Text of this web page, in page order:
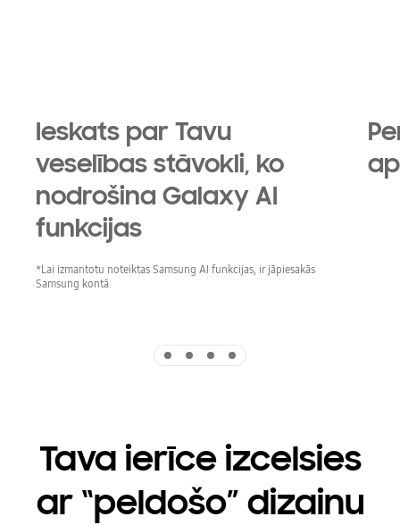
Ieskats par Tavu
veselības stāvokli, ko
nodrošina Galaxy AI
funkcijas
*Lai izmantotu noteiktas Samsung AI funkcijas, ir jāpiesakās
Samsung kontā.
Tava ierīce izcelsies
ar “peldošo” dizainu